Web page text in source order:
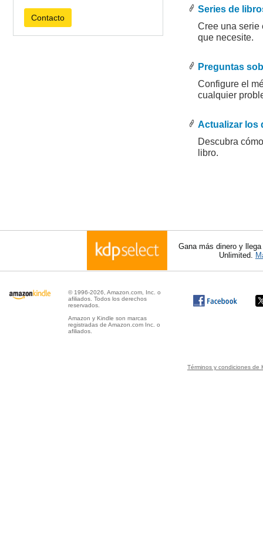
Contacto
Series de
Cree una serie
que necesite.
Preguntas
Configure el
cualquier
Actualizar los
Descubra
libro.
Gana más dinero y
Unlimited.
© 1996-2026, Amazon.com, Inc. o
afiliados. Todos los derechos
reservados.
Amazon y Kindle son marcas
registradas de Amazon.com Inc. o
afiliados.
Términos y condiciones de